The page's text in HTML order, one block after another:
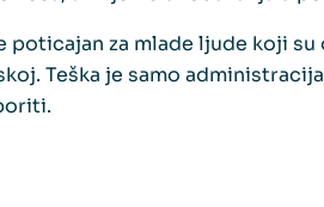
poticajan za mlade ljude koji
Teška je samo